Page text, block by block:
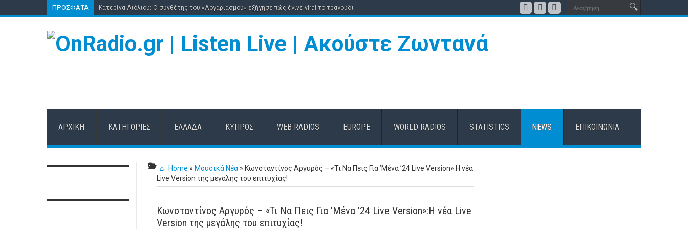
ΠΡΌΣΦΑΤΑ Κατερίνα Λιόλιου: Ο συνθέτης του «Λογαριασμού» εξήγησε πώς έγινε viral το τραγούδι
ΑΡΧΙΚΉ ΚΑΤΗΓΟΡΊΕΣ ΕΛΛΆΔΑ ΚΎΠΡΟΣ WEB RADIOS EUROPE WORLD RADIOS STATISTICS NEWS ΕΠΙΚΟΙΝΩΝΊΑ
Home » Μουσικά Νέα » Κωνσταντίνος Αργυρός – «Τι Να Πεις Για ’Μένα ’24 Live Version»:Η νέα
Live Version της μεγάλης του επιτυχίας!
Κωνσταντίνος Αργυρός – «Τι Να Πεις Για ’Μένα ’24 Live Version»:Η νέα Live
Version της μεγάλης του επιτυχίας!